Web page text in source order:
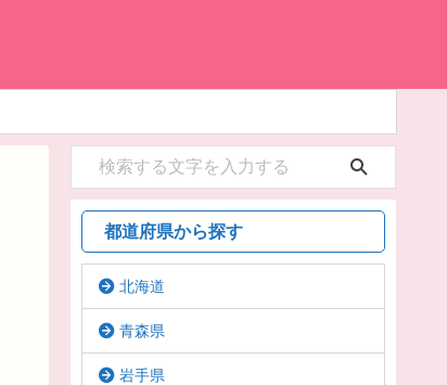
都道府県から探す
北海道
青森県
岩手県